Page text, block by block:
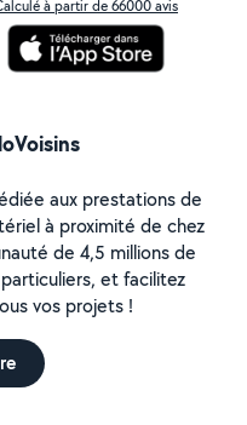
à partir de 66000 avis
aux prestations de
à proximité de chez
de 4,5 millions de
et facilitez
vos projets !